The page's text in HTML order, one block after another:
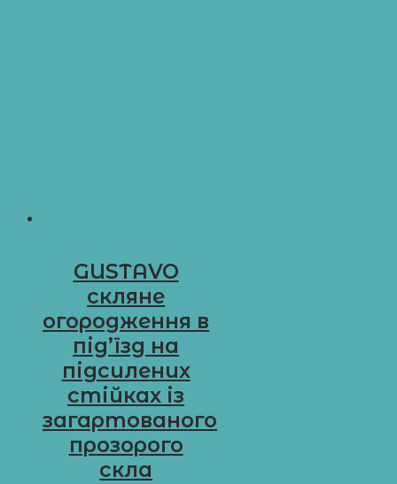
GUSTAVO
скляне
огородження в
під’їзд на
підсилених
стійках із
загартованого
прозорого
скла